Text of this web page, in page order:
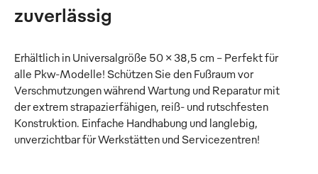
zuverlässig
Erhältlich in Universalgröße 50 x 38,5 cm - Perfekt für
alle Pkw-Modelle! Schützen Sie den Fußraum vor
Verschmutzungen während Wartung und Reparatur mit
der extrem strapazierfähigen, reiß- und rutschfesten
Konstruktion. Einfache Handhabung und langlebig,
unverzichtbar für Werkstätten und Servicezentren!